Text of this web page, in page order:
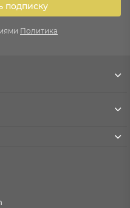
подписку
Политика